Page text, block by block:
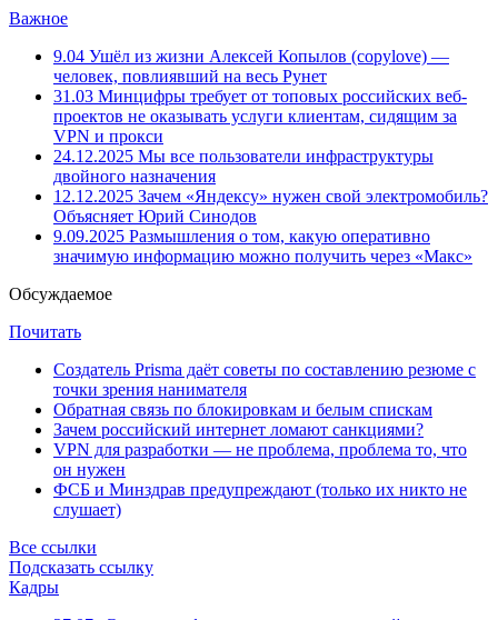
Важное
9.04 Ушёл из жизни Алексей Копылов (copylove) —
человек, повлиявший на весь Рунет
31.03 Минцифры требует от топовых российских веб-
проектов не оказывать услуги клиентам, сидящим за
VPN и прокси
24.12.2025 Мы все пользователи инфраструктуры
двойного назначения
12.12.2025 Зачем «Яндексу» нужен свой электромобиль?
Объясняет Юрий Синодов
9.09.2025 Размышления о том, какую оперативно
значимую информацию можно получить через «Макс»
Обсуждаемое
Почитать
Создатель Prisma даёт советы по составлению резюме с
точки зрения нанимателя
Обратная связь по блокировкам и белым спискам
Зачем российский интернет ломают санкциями?
VPN для разработки — не проблема, проблема то, что
он нужен
ФСБ и Минздрав предупреждают (только их никто не
слушает)
Все ссылки
Подсказать ссылку
Кадры